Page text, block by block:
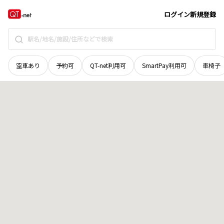
ログイン新規登録
空車あり 予約可 QT-net利用可 SmartPay利用可 車椅子
山梨県